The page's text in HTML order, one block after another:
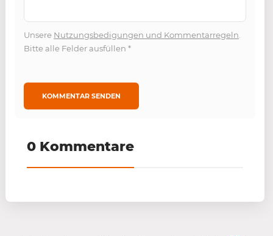
Unsere Nutzungsbedigungen und Kommentarregeln
Bitte alle Felder ausfüllen *
0 Kommentare